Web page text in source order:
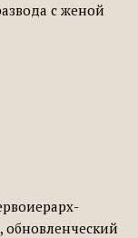
с женой
обновленческий